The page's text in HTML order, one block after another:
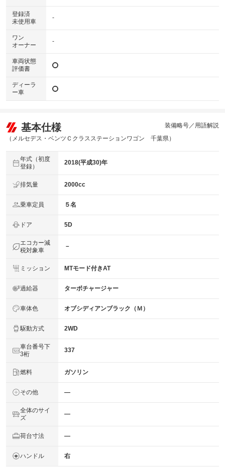
登録済
未使用車
-
ワン
オーナー
-
車両状態
評価書
ディーラ
ー車
基本仕様
（メルセデス・ベンツＣクラスステーションワゴン 千葉県）
装備略号／用語解説
年式（初度
登録）
2018(平成30)年
排気量 2000cc
乗車定員 ５名
ドア 5D
エコカー減
税対象車
－
ミッション MTモード付きAT
過給器 ターボチャージャー
車体色 オブシディアンブラック（Ｍ）
駆動方式 2WD
車台番号下
3桁
337
燃料 ガソリン
その他 ―
全体のサイ
ズ
―
荷台寸法 ―
ハンドル 右